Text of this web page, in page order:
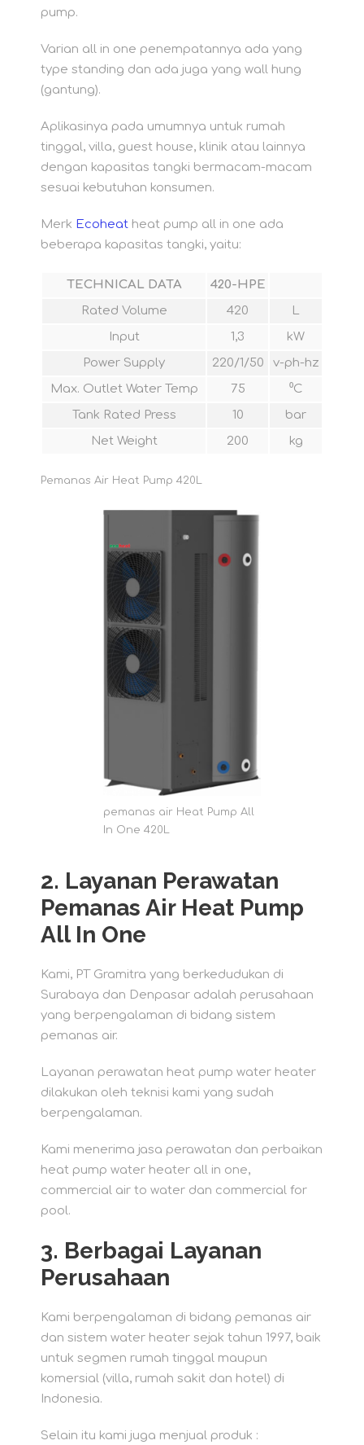
pump.
Varian all in one penempatannya ada yang
type standing dan ada juga yang wall hung
(gantung).
Aplikasinya pada umumnya untuk rumah
tinggal, villa, guest house, klinik atau lainnya
dengan kapasitas tangki bermacam-macam
sesuai kebutuhan konsumen.
Merk Ecoheat heat pump all in one ada
beberapa kapasitas tangki, yaitu:
TECHNICAL DATA
420-HPE
Rated Volume
420
L
Input
1,3
kW
Power Supply
220/1/50
v-ph-hz
Max. Outlet Water Temp
75
⁰C
Tank Rated Press
10
bar
Net Weight
200 kg
Pemanas Air Heat Pump 420L
pemanas air Heat Pump All
In One 420L
2. Layanan Perawatan
Pemanas Air Heat Pump
All In One
Kami, PT Gramitra yang berkedudukan di
Surabaya dan Denpasar adalah perusahaan
yang berpengalaman di bidang sistem
pemanas air.
Layanan perawatan heat pump water heater
dilakukan oleh teknisi kami yang sudah
berpengalaman.
Kami menerima jasa perawatan dan perbaikan
heat pump water heater all in one,
commercial air to water dan commercial for
pool.
3. Berbagai Layanan
Perusahaan
Kami berpengalaman di bidang pemanas air
dan sistem water heater sejak tahun 1997, baik
untuk segmen rumah tinggal maupun
komersial (villa, rumah sakit dan hotel) di
Indonesia.
Selain itu kami juga menjual produk :